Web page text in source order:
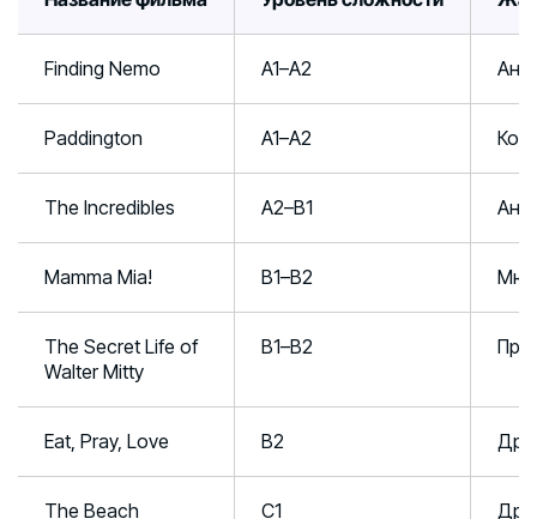
Finding Nemo A1–A2
Paddington A1–A2
The Incredibles A2–B1
Mamma Mia! B1–B2
The Secret Life of
Walter Mitty
B1–B2
Eat, Pray, Love B2
The Beach C1